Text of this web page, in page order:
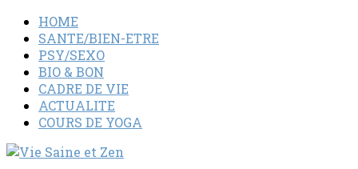
HOME
SANTE/BIEN-ETRE
PSY/SEXO
BIO & BON
CADRE DE VIE
ACTUALITE
COURS DE YOGA